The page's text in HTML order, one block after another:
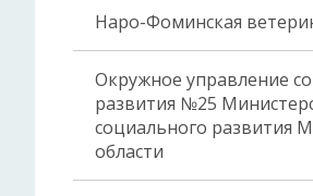
Наро-Фоминская
Окружное управление
развития №25
социального развития
области